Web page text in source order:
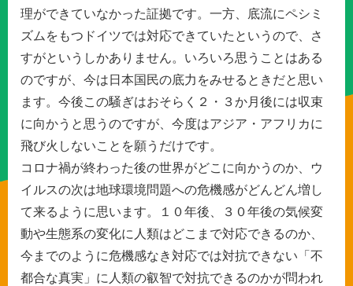
理ができていなかった証拠です。一方、底流にペシミ
ズムをもつドイツでは対応できていたというので、さ
すがというしかありません。いろいろ思うことはある
のですが、今は日本国民の底力をみせるときだと思い
ます。今後この騒ぎはおそらく２・３か月後には収束
に向かうと思うのですが、今度はアジア・アフリカに
飛び火しないことを願うだけです。
コロナ禍が終わった後の世界がどこに向かうのか、ウ
イルスの次は地球環境問題への危機感がどんどん増し
て来るように思います。１０年後、３０年後の気候変
動や生態系の変化に人類はどこまで対応できるのか、
今までのように危機感なき対応では対抗できない「不
都合な真実」に人類の叡智で対抗できるのかが問われ